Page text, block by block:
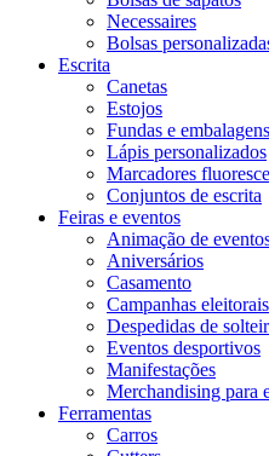
Necessaires
Bolsas
Escrita
Canetas
Estojos
Fundas e embalagens
Lápis personalizados
Marcadores
Conjuntos de escrita
Feiras e eventos
Animação de
Aniversários
Casamento
Campanhas eleitorais
Despedidas de
Eventos desportivos
Manifestações
Merchandising para
Ferramentas
Carros